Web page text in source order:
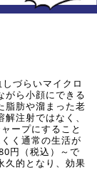
づらいマイクロ
がら小顔にできる
脂肪や溜まった老
注射ではなく、
ープにすること
く通常の生活が
円（税込）～で
久的となり、効果